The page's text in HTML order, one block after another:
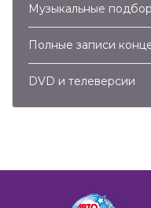
Музыкальные
Полные записи
DVD и телеверсии